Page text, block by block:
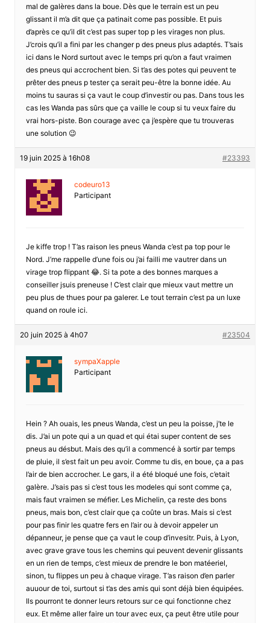
mal de galères dans la boue. Dès que le terrain est un peu
glissant il m’a dit que ça patinait come pas possible. Et puis
d’après ce qu’il dit c’est pas super top p les virages non plus.
J’crois qu’il a fini par les changer p des pneus plus adaptés. T’sais
ici dans le Nord surtout avec le temps pri qu’on a faut vraimen
des pneus qui accrochent bien. Si t’as des potes qui peuvent te
prêter des pneus p tester ça serait peu-être la bonne idée. Au
moins tu sauras si ça vaut le coup d’investir ou pas. Dans tous les
cas les Wanda pas sûrs que ça vaille le coup si tu veux faire du
vrai hors-piste. Bon courage avec ça j’espère que tu trouveras
une solution 😉
19 juin 2025 à 16h08 #23393
codeuro13
Participant
Je kiffe trop ! T’as raison les pneus Wanda c’est pa top pour le
Nord. J’me rappelle d’une fois ou j’ai failli me vautrer dans un
virage trop flippant 😂. Si ta pote a des bonnes marques a
conseiller jsuis preneuse ! C’est clair que mieux vaut mettre un
peu plus de thues pour pa galerer. Le tout terrain c’est pa un luxe
quand on roule ici.
20 juin 2025 à 4h07 #23504
sympaXapple
Participant
Hein ? Ah ouais, les pneus Wanda, c’est un peu la poisse, j’te le
dis. J’ai un pote qui a un quad et qui étai super content de ses
pneus au désbut. Mais des qu’il a commencé à sortir par temps
de pluie, il s’est fait un peu avoir. Comme tu dis, en boue, ça a pas
l’air de bien accrocher. Le gars, il a été bloqué une fois, c’etait
galère. J’sais pas si c’est tous les modeles qui sont comme ça,
mais faut vraimen se méfier. Les Michelin, ça reste des bons
pneus, mais bon, c’est clair que ça coûte un bras. Mais si c’est
pour pas finir les quatre fers en l’air ou à devoir appeler un
dépanneur, je pense que ça vaut le coup d’invesitr. Puis, à Lyon,
avec grave grave tous les chemins qui peuvent devenir glissants
en un rien de temps, c’est mieux de prendre le bon matéeriel,
sinon, tu flippes un peu à chaque virage. T’as raison d’en parler
auuour de toi, surtout si t’as des amis qui sont déjà bien équipées.
Ils pourront te donner leurs retours sur ce qui fonctionne chez
eux. Et même aller faire un tour avec eux, ça peut être utile pour